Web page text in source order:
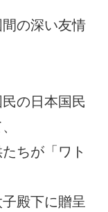
の深い友情
の日本国民
ちが「ワト
殿下に贈呈